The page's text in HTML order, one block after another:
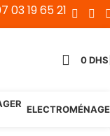
03 19 65 21
0DHS